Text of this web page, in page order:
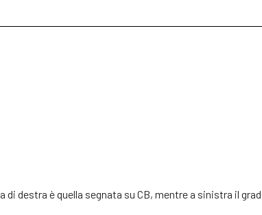
destra è quella segnata su CB, mentre a sinistra il